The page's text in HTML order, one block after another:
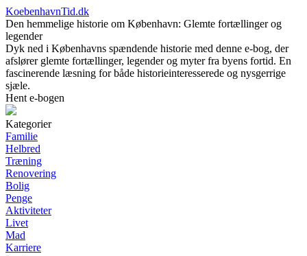
KoebenhavnTid.dk
Den hemmelige historie om København: Glemte fortællinger og
legender
Dyk ned i Københavns spændende historie med denne e-bog, der
afslører glemte fortællinger, legender og myter fra byens fortid. En
fascinerende læsning for både historieinteresserede og nysgerrige
sjæle.
Hent e-bogen
Kategorier
Familie
Helbred
Træning
Renovering
Bolig
Penge
Aktiviteter
Livet
Mad
Karriere